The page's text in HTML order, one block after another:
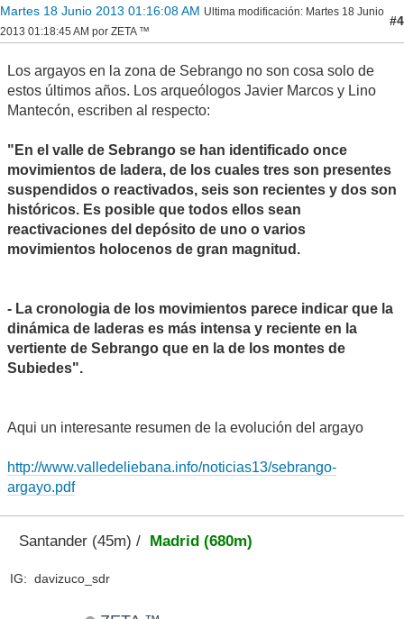
Martes 18 Junio 2013 01:16:08 AM Ultima modificación: Martes 18 Junio
2013 01:18:45 AM por ZETA ™
#4
Los argayos en la zona de Sebrango no son cosa solo de
estos últimos años. Los arqueólogos Javier Marcos y Lino
Mantecón, escriben al respecto:
"En el valle de Sebrango se han identificado once
movimientos de ladera, de los cuales tres son presentes
suspendidos o reactivados, seis son recientes y dos son
históricos. Es posible que todos ellos sean
reactivaciones del depósito de uno o varios
movimientos holocenos de gran magnitud.
- La cronologia de los movimientos parece indicar que la
dinámica de laderas es más intensa y reciente en la
vertiente de Sebrango que en la de los montes de
Subiedes".
Aqui un interesante resumen de la evolución del argayo
http://www.valledeliebana.info/noticias13/sebrango-
argayo.pdf
Santander (45m) / Madrid (680m)
IG: davizuco_sdr